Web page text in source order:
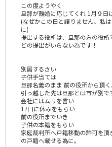
この度ようやく
旦那が離婚に応じてくれ 1月９
(なぜかこの日と譲りません、私
に)
提出する役所は、旦那の方の役
どの提出がいらない為です！
別居するさい
子供手当ては
旦那名義のまま 前の役所から頂
引っ越した先は旦那とは市が別で
会社にはムリを言い
17日に休みをもらい
前の役所までいき
子供の本籍をもらい
家庭裁判所へ戸籍移動の許可を
の戸籍へ載せる為に。